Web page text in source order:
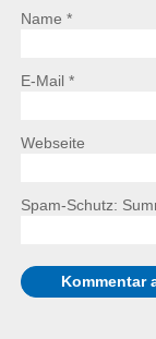
Name *
E-Mail *
Webseite
Spam-Schutz: